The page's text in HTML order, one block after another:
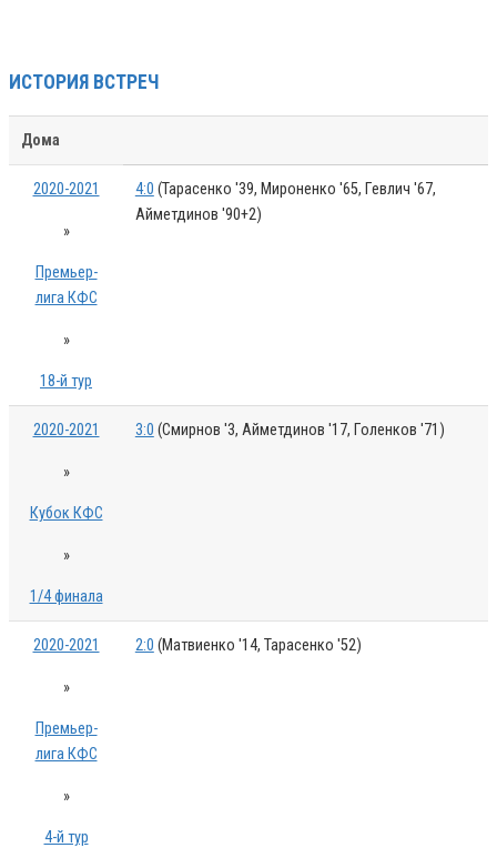
ИСТОРИЯ ВСТРЕЧ
Дома
2020-2021
»
Премьер-
лига КФС
»
18-й тур
4:0 (Тарасенко '39, Мироненко '65, Гевлич '67,
Айметдинов '90+2)
2020-2021
»
Кубок КФС
»
1/4 финала
3:0 (Смирнов '3, Айметдинов '17, Голенков '71)
2020-2021
»
Премьер-
лига КФС
»
4-й тур
2:0 (Матвиенко '14, Тарасенко '52)